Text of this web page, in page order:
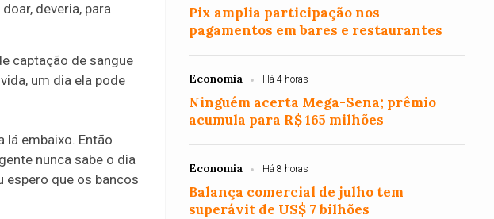
deveria, para
captação de sangue
um dia ela pode
lá embaixo. Então
nunca sabe o dia
espero que os bancos
Pix amplia participação nos
pagamentos em bares e restaurantes
Economia Há 4 horas
Ninguém acerta Mega-Sena; prêmio
acumula para R$ 165 milhões
Economia Há 8 horas
Balança comercial de julho tem
superávit de US$ 7 bilhões